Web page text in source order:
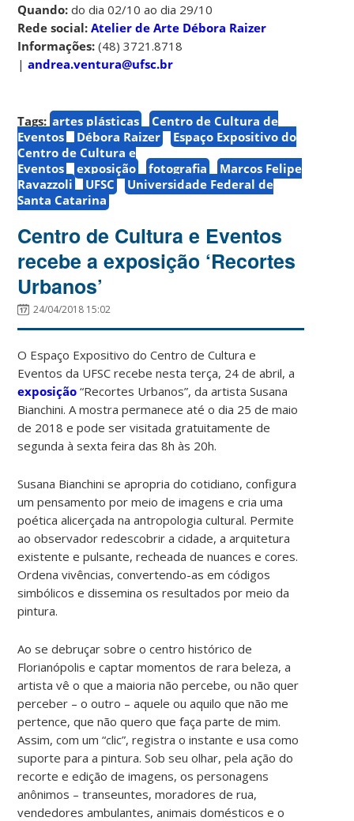
Quando: do dia 02/10 ao dia 29/10
Rede social: Atelier de Arte Débora Raizer
Informações: (48) 3721.8718
|andrea.ventura@ufsc.br
Tags: artes plásticas
Centro de Cultura de
Eventos
Débora Raizer
Espaço Expositivo do
Centro de Cultura e
Eventos
exposição fotografia
Marcos Felipe
Ravazzoli
UFSC
Universidade Federal de
Santa Catarina
Centro de Cultura e Eventos
recebe a exposição ‘Recortes
Urbanos’
24/04/2018 15:02
O Espaço Expositivo do Centro de Cultura e
Eventos da UFSC recebe nesta terça, 24 de abril, a
exposição “Recortes Urbanos”, da artista Susana
Bianchini. A mostra permanece até o dia 25 de maio
de 2018 e pode ser visitada gratuitamente de
segunda à sexta feira das 8h às 20h.
Susana Bianchini se apropria do cotidiano, configura
um pensamento por meio de imagens e cria uma
poética alicerçada na antropologia cultural. Permite
ao observador redescobrir a cidade, a arquitetura
existente e pulsante, recheada de nuances e cores.
Ordena vivências, convertendo-as em códigos
simbólicos e dissemina os resultados por meio da
pintura.
Ao se debruçar sobre o centro histórico de
Florianópolis e captar momentos de rara beleza, a
artista vê o que a maioria não percebe, ou não quer
perceber – o outro – aquele ou aquilo que não me
pertence, que não quero que faça parte de mim.
Assim, com um “clic”, registra o instante e usa como
suporte para a pintura. Sob seu olhar, pela ação do
recorte e edição de imagens, os personagens
anônimos – transeuntes, moradores de rua,
vendedores ambulantes, animais domésticos e o